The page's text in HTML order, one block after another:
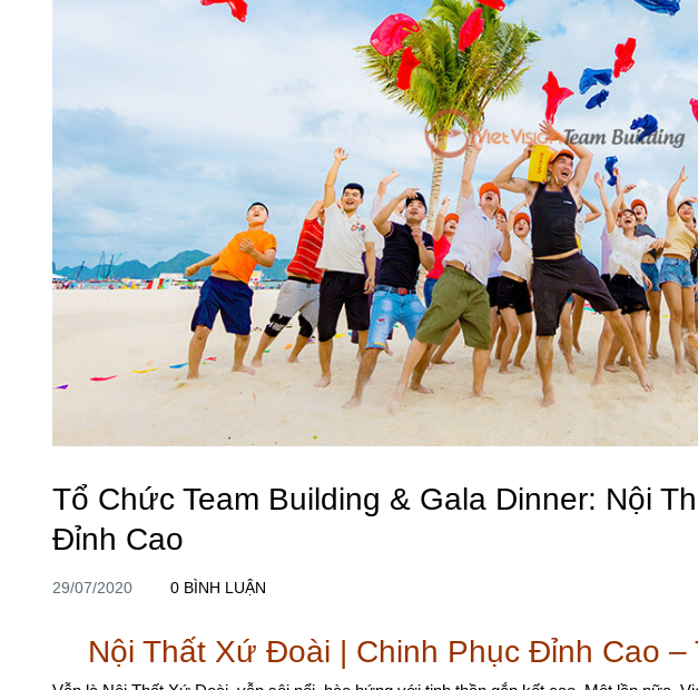
Tổ Chức Team Building & Gala Dinner: Nội
Đỉnh Cao
29/07/2020 0 BÌNH LUẬN
Nội Thất Xứ Đoài | Chinh Phục Đỉnh Cao